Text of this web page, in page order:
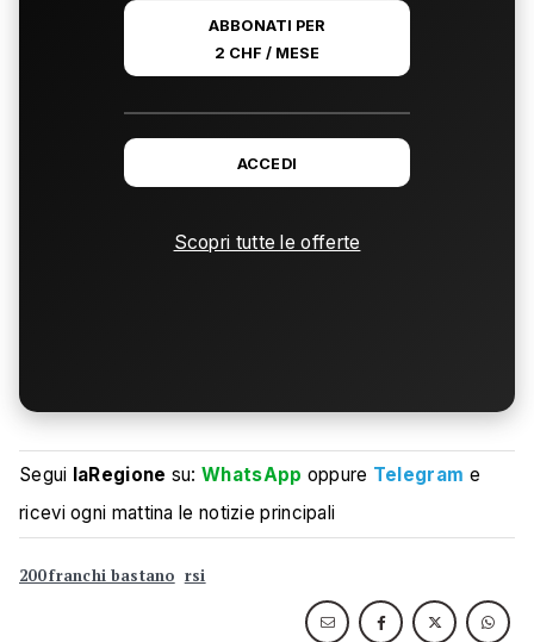
ABBONATI PER
2 CHF / MESE
ACCEDI
Scopri tutte le offerte
Segui laRegione su:WhatsApp oppure Telegram e
ricevi ogni mattina le notizie principali
200 franchi bastano rsi